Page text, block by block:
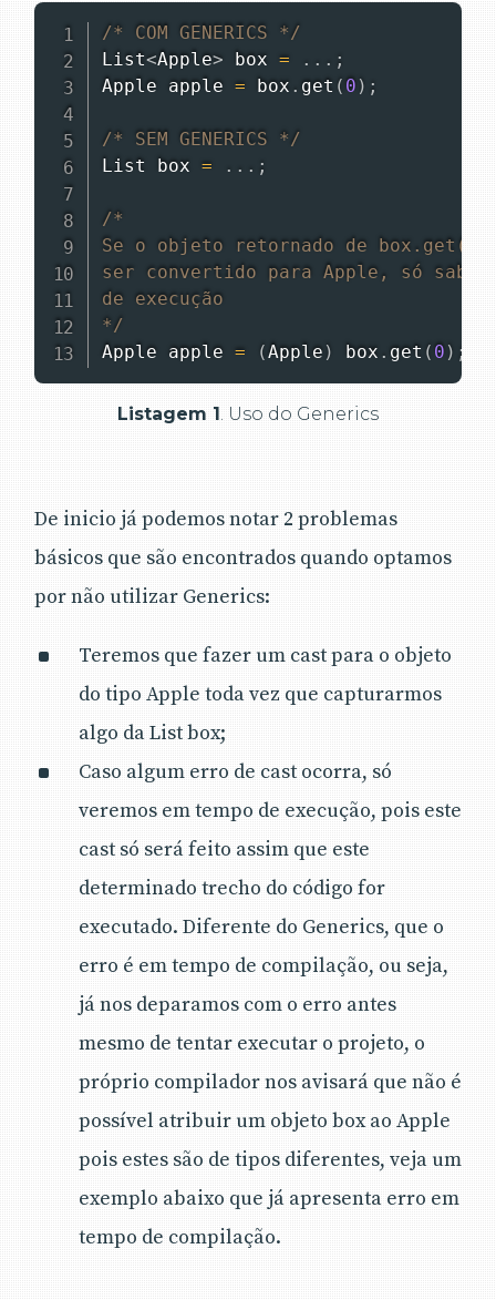
/* COM GENERICS */
List<Apple> box = . . . ;
Apple apple = box . get ( 0 ) ;
/* SEM GENERICS */
List box = . . . ;
/*
Se o objeto retornado de box.get(0)
ser convertido para Apple, só
de execução
*/
Apple apple = (Apple ) box . get ( 0 ) ;
Listagem 1. Uso do Generics
De inicio já podemos notar 2 problemas
básicos que são encontrados quando optamos
por não utilizar Generics:
Teremos que fazer um cast para o objeto
do tipo Apple toda vez que capturarmos
algo da List box;
Caso algum erro de cast ocorra, só
veremos em tempo de execução, pois este
cast só será feito assim que este
determinado trecho do código for
executado. Diferente do Generics, que o
erro é em tempo de compilação, ou seja,
já nos deparamos com o erro antes
mesmo de tentar executar o projeto, o
próprio compilador nos avisará que não é
possível atribuir um objeto box ao Apple
pois estes são de tipos diferentes, veja um
exemplo abaixo que já apresenta erro em
tempo de compilação.